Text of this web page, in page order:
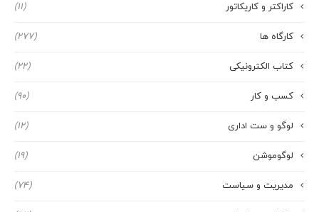
کاراکتر و کاریکاتور (11)
کارگاه ها (277)
کتاب الکترونیکی (22)
کسب و کار (90)
لوگو و ست اداری (12)
لوگوموشن (19)
مدیریت و سیاست (74)